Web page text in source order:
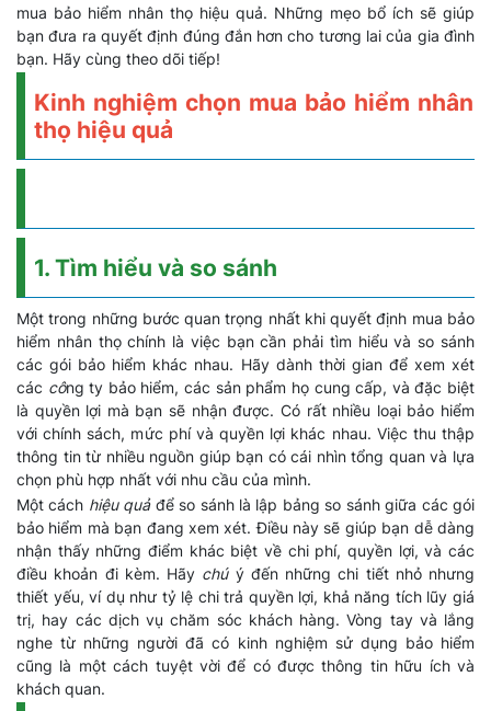
mua bảo hiểm nhân thọ hiệu quả. Những mẹo bổ ích sẽ giúp
bạn đưa ra quyết định đúng đắn hơn cho tương lai của gia đình
bạn. Hãy cùng theo dõi tiếp!
Kinh nghiệm chọn mua bảo hiểm nhân
thọ hiệu quả
1. Tìm hiểu và so sánh
Một trong những bước quan trọng nhất khi quyết định mua bảo
hiểm nhân thọ chính là việc bạn cần phải tìm hiểu và so sánh
các gói bảo hiểm khác nhau. Hãy dành thời gian để xem xét
các công ty bảo hiểm, các sản phẩm họ cung cấp, và đặc biệt
là quyền lợi mà bạn sẽ nhận được. Có rất nhiều loại bảo hiểm
với chính sách, mức phí và quyền lợi khác nhau. Việc thu thập
thông tin từ nhiều nguồn giúp bạn có cái nhìn tổng quan và lựa
chọn phù hợp nhất với nhu cầu của mình.
Một cách hiệu quả để so sánh là lập bảng so sánh giữa các gói
bảo hiểm mà bạn đang xem xét. Điều này sẽ giúp bạn dễ dàng
nhận thấy những điểm khác biệt về chi phí, quyền lợi, và các
điều khoản đi kèm. Hãy chú ý đến những chi tiết nhỏ nhưng
thiết yếu, ví dụ như tỷ lệ chi trả quyền lợi, khả năng tích lũy giá
trị, hay các dịch vụ chăm sóc khách hàng. Vòng tay và lắng
nghe từ những người đã có kinh nghiệm sử dụng bảo hiểm
cũng là một cách tuyệt vời để có được thông tin hữu ích và
khách quan.